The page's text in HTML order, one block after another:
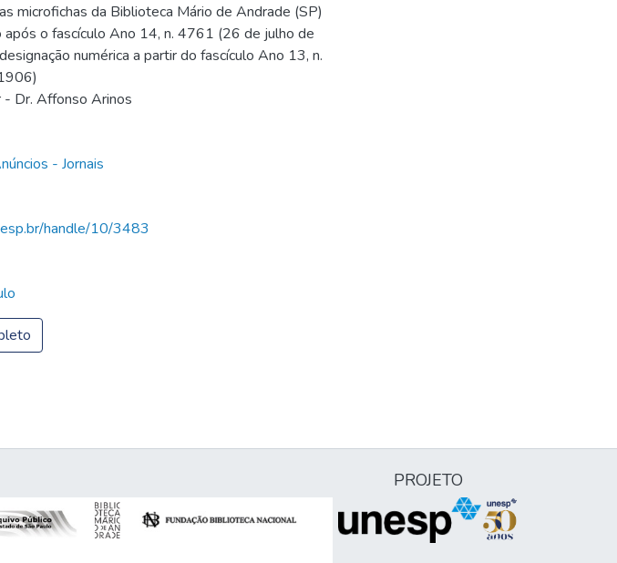
microfichas da Biblioteca Mário de Andrade (SP)
após o fascículo Ano 14, n. 4761 (26 de julho de
numérica a partir do fascículo Ano 13, n.
Dr. Affonso Arinos
- Jornais
handle/10/3483
PROJETO